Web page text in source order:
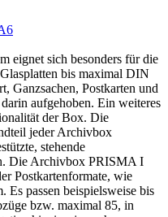
eignet sich besonders für die
bis maximal DIN
Ganzsachen, Postkarten und
aufgehoben. Ein weiteres
der Box. Die
jeder Archivbox
stehende
Die Archivbox PRISMA I
Postkartenformate, wie
Es passen beispielsweise bis
bzw. maximal 85, in